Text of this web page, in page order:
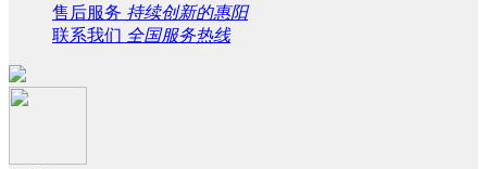
售后服务 持续创新的惠阳
联系我们 全国服务热线